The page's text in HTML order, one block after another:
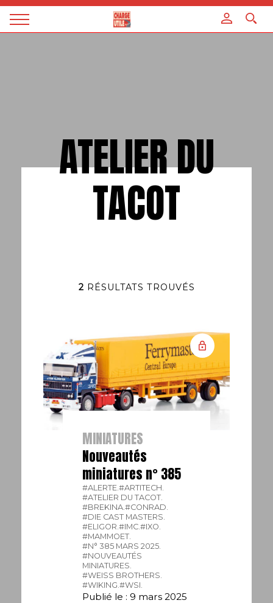
Magazine
ATELIER DU
TACOT
2 RÉSULTATS TROUVÉS
MINIATURES
Nouveautés
miniatures n° 385
#ALERTE. #ARTITECH.
#ATELIER DU TACOT.
#BREKINA. #CONRAD.
#DIE CAST MASTERS.
#ELIGOR. #IMC. #IXO.
#MAMMOET.
#N° 385 MARS 2025.
#NOUVEAUTÉS
MINIATURES.
#WEISS BROTHERS.
#WIKING. #WSI.
Publié le : 9 mars 2025
Panneau de gestion des cookies